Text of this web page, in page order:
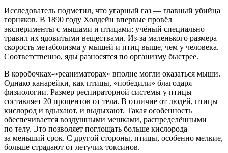
Исследователь подметил, что угарный газ — главный убийца
горняков. В 1890 году Холдейн впервые провёл
эксперименты с мышами и птицами: учёный специально
травил их ядовитыми веществами. Из-за маленького размера
скорость метаболизма у мышей и птиц выше, чем у человека.
Соответственно, яды разносятся по организму быстрее.
В коробочках-«реаниматорах» вполне могли оказаться мыши.
Однако канарейки, как птицы, «победили» благодаря
физиологии. Размер респираторной системы у птицы
составляет 20 процентов от тела. В отличие от людей, птицы
кислород и вдыхают, и выдыхают. Такая особенность
обеспечивается воздушными мешками, распределёнными
по телу. Это позволяет поглощать больше кислорода
за меньший срок. С другой стороны, птицы, особенно мелкие,
больше страдают от летучих токсинов.